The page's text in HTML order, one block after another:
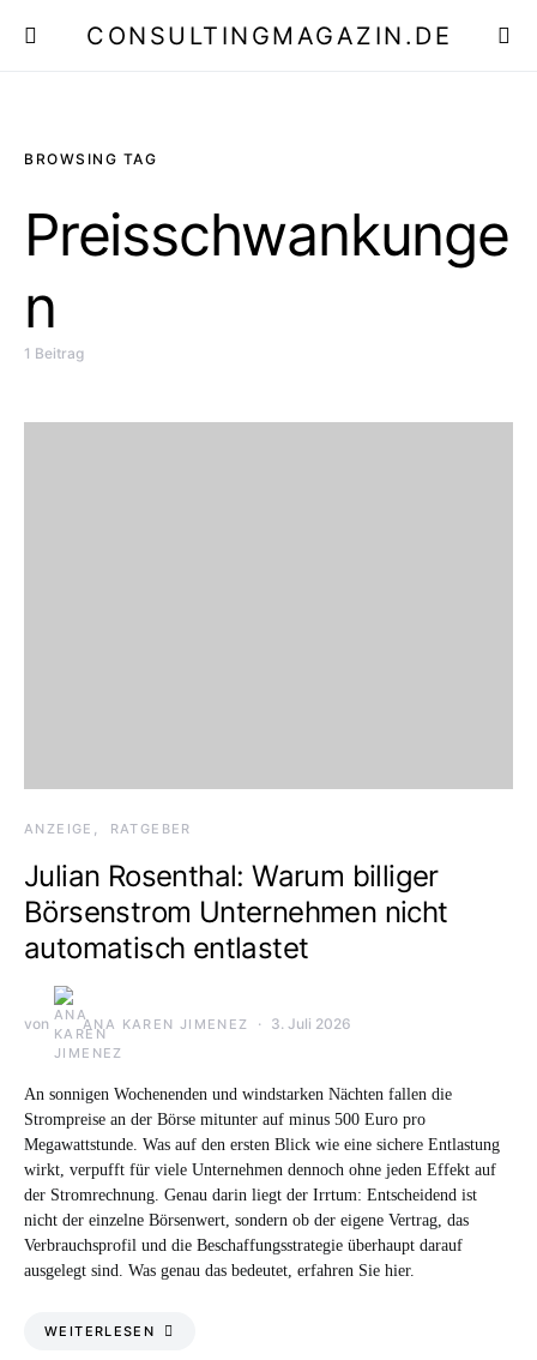
CONSULTINGMAGAZIN.DE
BROWSING TAG
Preisschwankunge
n
1 Beitrag
ANZEIGE RATGEBER
Julian Rosenthal: Warum billiger
Börsenstrom Unternehmen nicht
automatisch entlastet
von ANA KAREN JIMENEZ 3. Juli 2026
An sonnigen Wochenenden und windstarken Nächten fallen die
Strompreise an der Börse mitunter auf minus 500 Euro pro
Megawattstunde. Was auf den ersten Blick wie eine sichere Entlastung
wirkt, verpufft für viele Unternehmen dennoch ohne jeden Effekt auf
der Stromrechnung. Genau darin liegt der Irrtum: Entscheidend ist
nicht der einzelne Börsenwert, sondern ob der eigene Vertrag, das
Verbrauchsprofil und die Beschaffungsstrategie überhaupt darauf
ausgelegt sind. Was genau das bedeutet, erfahren Sie hier.
WEITERLESEN